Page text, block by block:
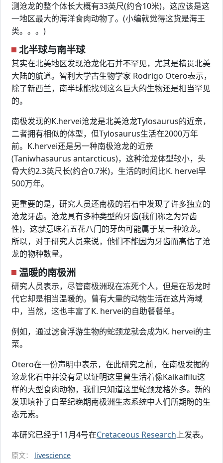
测沧龙的整个体长大概有33英尺(约合10米)，这应该是这
一地区最大的海洋食肉动物了。(小编就觉得这货是海王
类。。。)
北半球与南半球
其实在北美地区发现沧龙化石并不罕见，尤其是横贯北美
大陆的航道。智利大学古生物学家 Rodrigo Otero表示，
除了新西兰，南半球能找到这么巨大的生物还是相当罕见
的。
南极发现的K.hervei沧龙是北美沧龙Tylosaurus的近亲，
二者拥有相似的体型，但Tylosaurus生活在2000万年
前。K.hervei还是另一种南极沧龙的近亲
(Taniwhasaurus antarcticus)，这种沧龙体型较小，头
骨大约2.3英尺长(约合0.7米)，生活的时间比K. hervei早
500万年。
更重要的是，研究人员还南极的岩石中发现了许多独立的
沧龙牙齿。沧龙具有多种类型的牙齿(我们称之为异齿
性)，这就意味着五花八门的牙齿可能属于某一种沧龙。
所以，对于研究人员来说，他们不能因为牙齿而高估了沧
龙的物种数量。
温暖的南极洲
研究人员表示，尽管南极洲现在冻死个人，但是在恐龙时
代它却是相当温暖的。曾有大量的动物生活在这片海域
中，当然，这也丰富了K. hervei的自助餐餐单。
例如，通过滤食浮游生物的蛇颈龙就会成为K. hervei的主
菜。
Otero在一份声明中表示，在此研究之前，在南极发掘的
沧龙化石中并没有足以证明这里曾生活着像Kaikaifilu这
样的大型食肉动物，我们只知道这里蛇颈龙格外多。新的
发现填补了白垩纪晚期南极洲生态系统中人们所期盼的生
态元素。
本研究已经于11月4号在Cretaceous Research上发表。
原文： livescience